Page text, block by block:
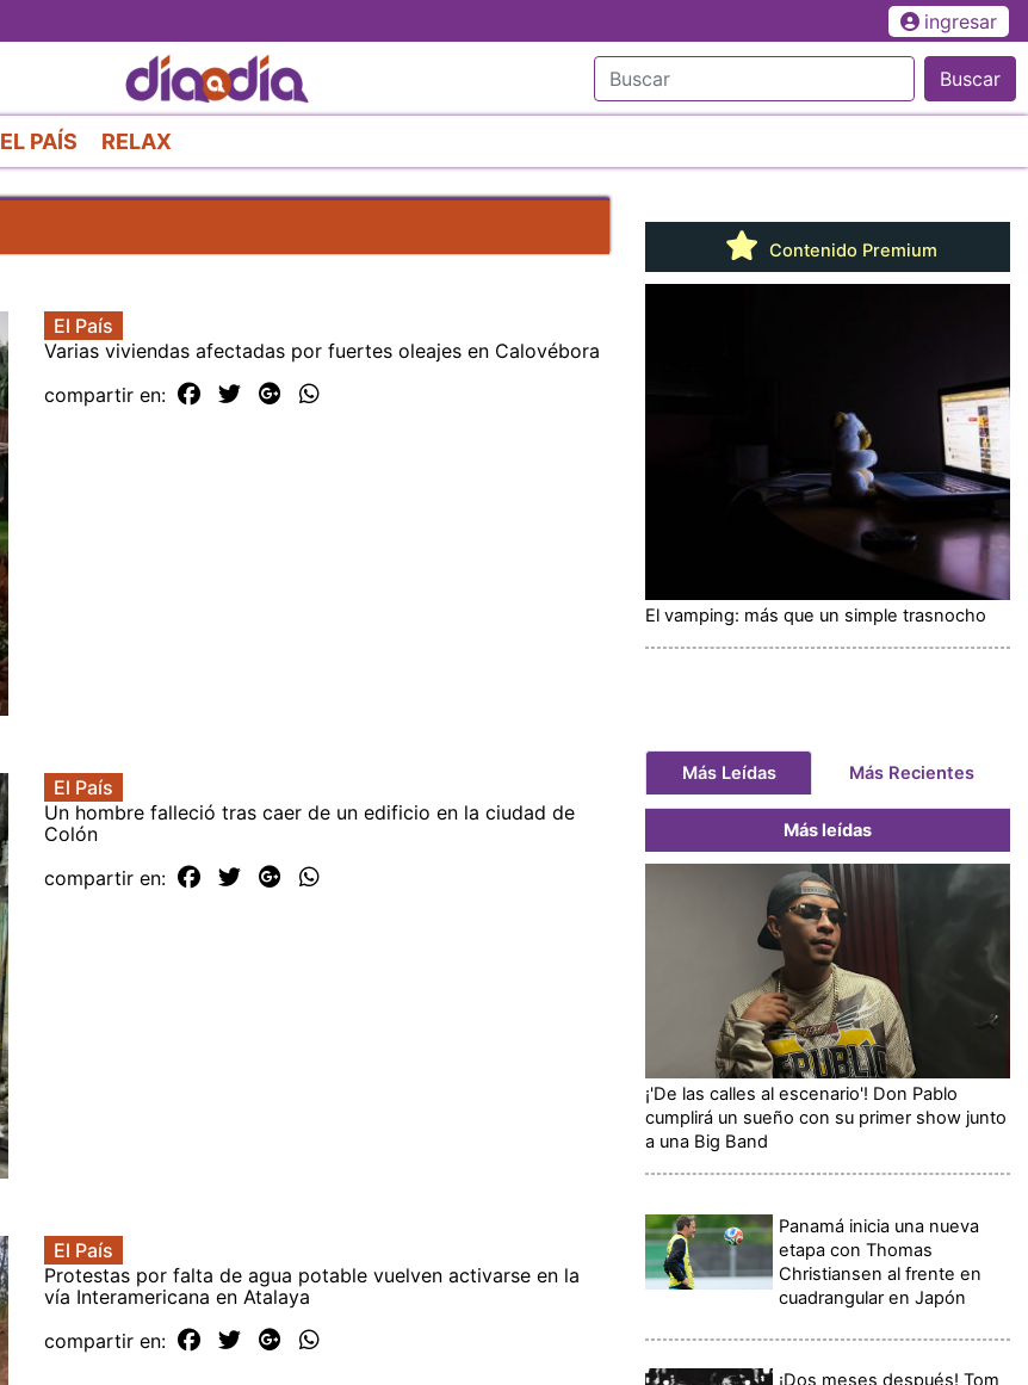
al
contenido
principal
ingresar
Buscar
EL PAÍS RELAX
El País
Varias viviendas afectadas por fuertes oleajes en Calovébora
compartir en:
El País
Un hombre falleció tras caer de un edificio en la ciudad de
Colón
compartir en:
El País
Protestas por falta de agua potable vuelven activarse en la
vía Interamericana en Atalaya
compartir en:
Contenido Premium
El vamping: más que un simple trasnocho
Más Leídas Más Recientes
Más leídas
¡'De las calles al escenario'! Don Pablo
cumplirá un sueño con su primer show junto
a una Big Band
Panamá inicia una nueva
etapa con Thomas
Christiansen al frente en
cuadrangular en Japón
¡Dos meses después! Tom